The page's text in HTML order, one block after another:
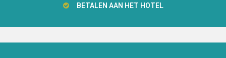
BETALEN AAN HET HOTEL